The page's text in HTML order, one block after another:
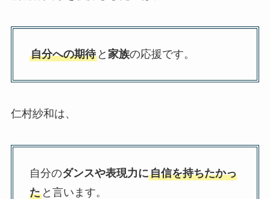
自分への期待と 家族の応援です。
仁村紗和は、
自分のダンスや表現力に自信を持ちたかっ
たと言います。